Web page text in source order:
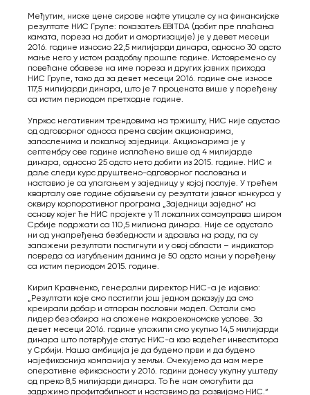
Међутим, ниске цене сирове нафте утицале су на финансијске
резултате НИС Групе: показатељ EBITDA (добит пре плаћања
камата, пореза на добит и амортизације) je у девет месеци
2016. године износио 22,5 милијарди динара, односно 30 одсто
мање него у истом раздобљу прошле године. Истовремено су
повећане обавезе на име пореза и других јавних прихода
НИС Групе, тако да за девет месеци 2016. године оне износе
117,5 милијарди динара, што је 7 процената више у поређењу
са истим периодом претходне године.
Упркос негативним трендовима на тржишту, НИС није одустао
од одговорног односа према својим акционарима,
запосленима и локалној заједници. Акционарима је у
септембру ове године исплаћено више од 4 милијарде
динара, односно 25 одсто нето добити из 2015. године. НИС и
даље следи курс друштвено-одговорног пословања и
наставио је са улагањем у заједницу у којој послује. У трећем
кварталу ове године објављени су резултати јавног конкурса у
оквиру корпоративног програма „Заједници заједно“ на
основу коjeг ће НИС пројекте у 11 локалних самоуправа широм
Србије подржати са 110,5 милиона динара. Није се одустало
ни од унапређења безбедности и здравља на раду, па су
запажени резултати постигнути и у овој области – индикатор
повреда са изгубљеним данима је 50 одсто мањи у поређењу
са истим периодом 2015. године.
Кирил Кравченко, генерални директор НИС-а је изјавио:
„Резултати које смо постигли још једном доказују да смо
креирали добар и отпоран пословни модел. Остали смо
лидер без обзира на сложене макроекономске услове. За
девет месеци 2016. године уложили смо укупно 14,5 милијарди
динара што потврђује статус НИС-а као водећег инвеститора
у Србији. Наша амбиција је да будемо први и да будемо
најефикаснија компанија у земљи. Очекујемо да нам мере
оперативне ефикасности у 2016. години донесу укупну уштеду
од преко 8,5 милијарди динара. То ће нам омогућити да
задржимо профитабилност и наставимо да развијамо НИС.“